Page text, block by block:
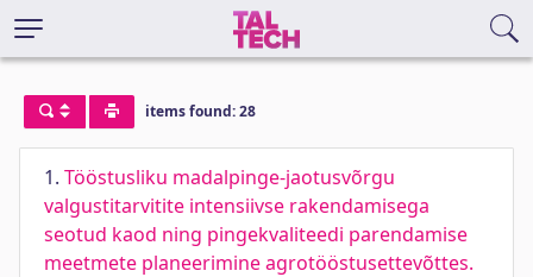
items found: 28
1. Tööstusliku madalpinge-jaotusvõrgu
valgustitarvitite intensiivse rakendamisega
seotud kaod ning pingekvaliteedi parendamise
meetmete planeerimine agrotööstusettevõttes.